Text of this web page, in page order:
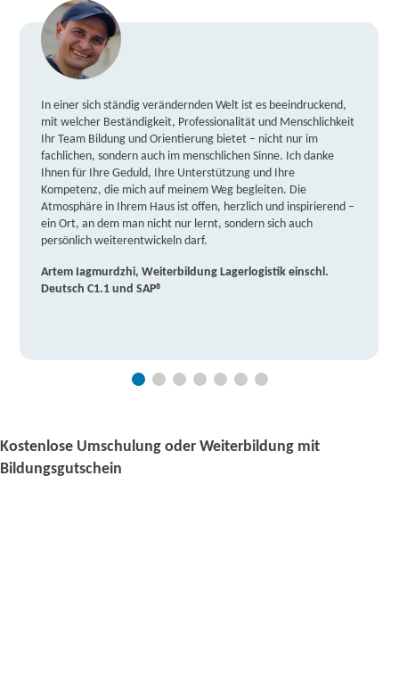
In einer sich ständig verändernden Welt ist es beeindruckend,
mit welcher Beständigkeit, Professionalität und Menschlichkeit
Ihr Team Bildung und Orientierung bietet – nicht nur im
fachlichen, sondern auch im menschlichen Sinne. Ich danke
Ihnen für Ihre Geduld, Ihre Unterstützung und Ihre
Kompetenz, die mich auf meinem Weg begleiten. Die
Atmosphäre in Ihrem Haus ist offen, herzlich und inspirierend –
ein Ort, an dem man nicht nur lernt, sondern sich auch
persönlich weiterentwickeln darf.
Artem Iagmurdzhi, Weiterbildung Lagerlogistik einschl.
Deutsch C1.1 und SAP®
Kostenlose Umschulung oder Weiterbildung mit
Bildungsgutschein